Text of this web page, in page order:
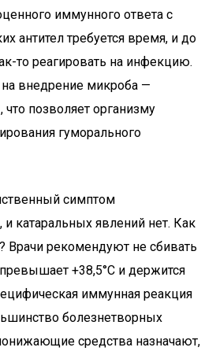
иммунного ответа с
антител требуется время, и до
то реагировать на инфекцию.
внедрение микроба —
позволяет организму
гуморального
симптом
катаральных явлений нет. Как
Врачи рекомендуют не сбивать
+38,5°C и держится
иммунная реакция
болезнетворных
средства назначают,